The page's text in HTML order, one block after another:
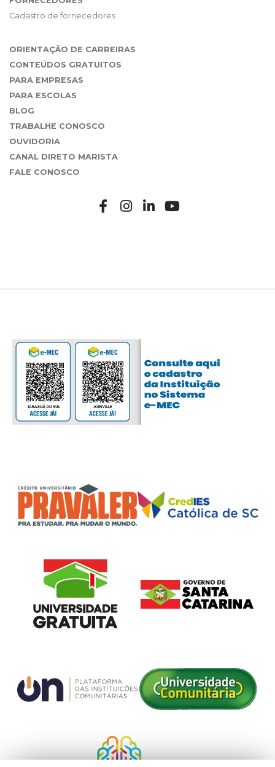
Cadastro de fornecedores
ORIENTAÇÃO DE CARREIRAS
CONTEÚDOS GRATUITOS
PARA EMPRESAS
PARA ESCOLAS
BLOG
TRABALHE CONOSCO
OUVIDORIA
CANAL DIRETO MARISTA
FALE CONOSCO